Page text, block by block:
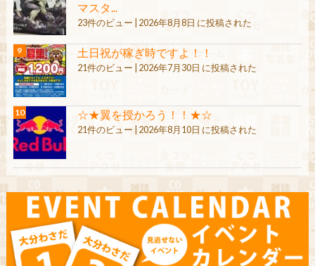
マスタ...
23件のビュー 2026年8月8日 に投稿された
土日祝が稼ぎ時ですよ！！
21件のビュー 2026年7月30日 に投稿された
☆★翼を授かろう！！★☆
21件のビュー 2026年8月10日 に投稿された